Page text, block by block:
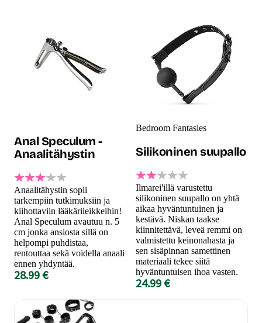
Anal Speculum -
Anaalitähystin
Anaalitähystin sopii
tarkempiin tutkimuksiin ja
kiihottaviin lääkärileikkeihin!
Anal Speculum avautuu n. 5
cm jonka ansiosta sillä on
helpompi puhdistaa,
rentouttaa sekä voidella anaali
ennen yhdyntää.
28.99 €
Bedroom Fantasies
Silikoninen suupallo
Ilmarei'illä varustettu
silikoninen suupallo on yhtä
aikaa hyväntuntuinen ja
kestävä. Niskan taakse
kiinnitettävä, leveä remmi on
valmistettu keinonahasta ja
sen sisäpinnan samettinen
materiaali tekee siitä
hyväntuntuisen ihoa vasten.
24.99 €